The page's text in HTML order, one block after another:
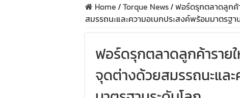
Home/Torque News/ฟอร์ดรุกตลาดลูกค้
สมรรถนะและความอเนกประสงค์พร้อมมาตรฐา
ฟอร์ดรุกตลาดลูกค้าราย
จุดต่างด้วยสมรรถนะแล